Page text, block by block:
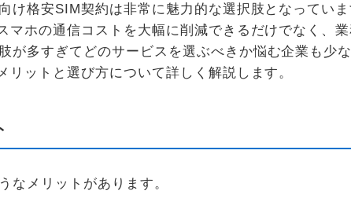
け格安SIM契約は非常に魅力的な選択肢となってい
マホの通信コストを大幅に削減できるだけでなく、
が多すぎてどのサービスを選ぶべきか悩む企業も少
ットと選び方について詳しく解説します。
なメリットがあります。